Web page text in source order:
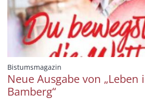
Bistumsmagazin
Neue Ausgabe von „Leben
Bamberg“